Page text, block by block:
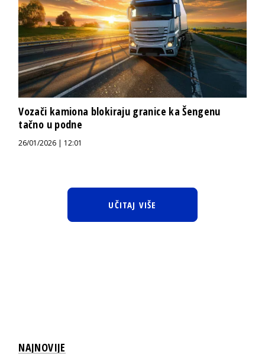
Vozači kamiona blokiraju granice ka Šengenu
tačno u podne
26/01/2026 | 12:01
UČITAJ VIŠE
NAJNOVIJE